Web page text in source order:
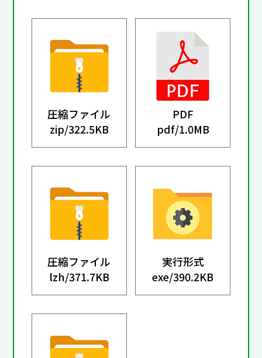
圧縮ファイル
zip/322.5KB
PDF
pdf/1.0MB
圧縮ファイル
lzh/371.7KB
実行形式
exe/390.2KB